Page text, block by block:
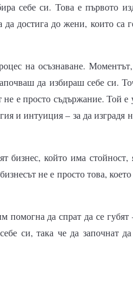
себе си. Това е първото
достига до жени, които са
на осъзнаване.
да избираш себе си.
е просто съдържание. Той е
и интуиция – за да изградя
бизнес, който има стойност,
не е просто това,
да спрат да се губят
си, така че да започнат да